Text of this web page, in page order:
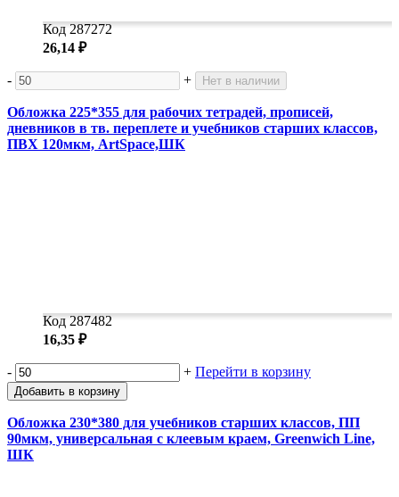
Код 287272
26,14 ₽
- + Нет в наличии
Обложка 225*355 для рабочих тетрадей, прописей,
дневников в тв. переплете и учебников старших классов,
ПВХ 120мкм, ArtSpace,ШК
Код 287482
16,35 ₽
- + Перейти в корзину
Добавить в корзину
Обложка 230*380 для учебников старших классов, ПП
90мкм, универсальная с клеевым краем, Greenwich Line,
ШК